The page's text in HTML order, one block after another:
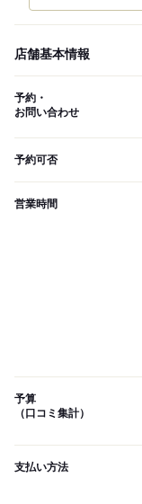
店舗基本情報
予約・
お問い合わせ
予約可否
営業時間
予算
（口コミ集計）
支払い方法